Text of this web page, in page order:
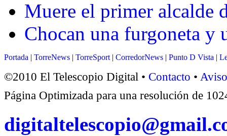
Muere el primer alcalde
Chocan una furgoneta y
Portada | TorreNews | TorreSport | CorredorNews | Punto D Vista |
©2010 El Telescopio Digital • Contacto •
Página Optimizada para una resolución de